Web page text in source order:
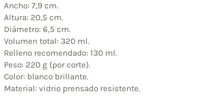
Ancho: 7,9 cm.
Altura: 20,5 cm.
Diámetro: 6,5 cm.
Volumen total: 320 ml.
Relleno recomendado: 130 ml.
Peso: 220 g (por corte).
Color: blanco brillante.
Material: vidrio prensado resistente.